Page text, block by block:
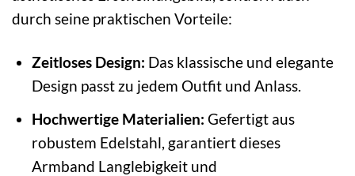
durch seine praktischen Vorteile:
Zeitloses Design: Das klassische und elegante
Design passt zu jedem Outfit und Anlass.
Hochwertige Materialien: Gefertigt aus
robustem Edelstahl, garantiert dieses
Armband Langlebigkeit und